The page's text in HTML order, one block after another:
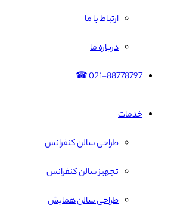
ارتباط با ما
درباره ما
021-88778797 ☎
خدمات
طراحی سالن کنفرانس
تجهیز سالن کنفرانس
طراحی سالن همایش